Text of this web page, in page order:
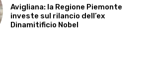
Avigliana: la Regione Piemonte
investe sul rilancio dell’ex
Dinamitificio Nobel